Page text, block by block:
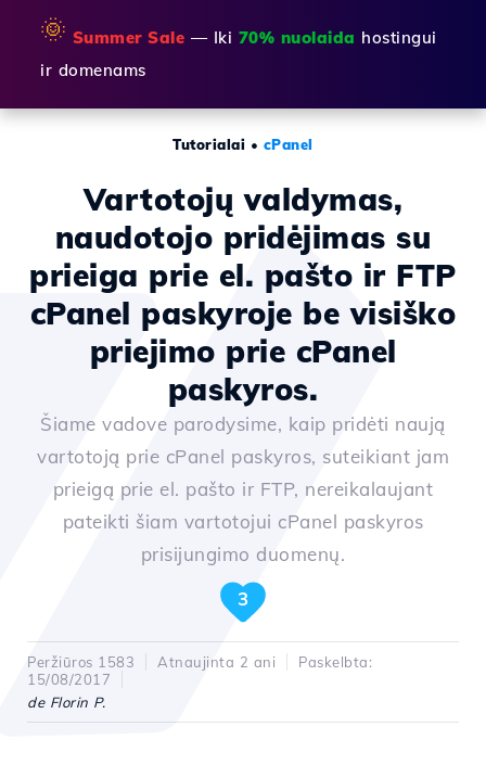
🌞 Summer Sale — Iki 70% nuolaida hostingui
ir domenams
Tutorialai • cPanel
Vartotojų valdymas,
naudotojo pridėjimas su
prieiga prie el. pašto ir FTP
cPanel paskyroje be visiško
priejimo prie cPanel
paskyros.
Šiame vadove parodysime, kaip pridėti naują
vartotoją prie cPanel paskyros, suteikiant jam
prieigą prie el. pašto ir FTP, nereikalaujant
pateikti šiam vartotojui cPanel paskyros
prisijungimo duomenų.
3
Peržiūros 1583 Atnaujinta 2 ani
Paskelbta:
15/08/2017
de Florin P.